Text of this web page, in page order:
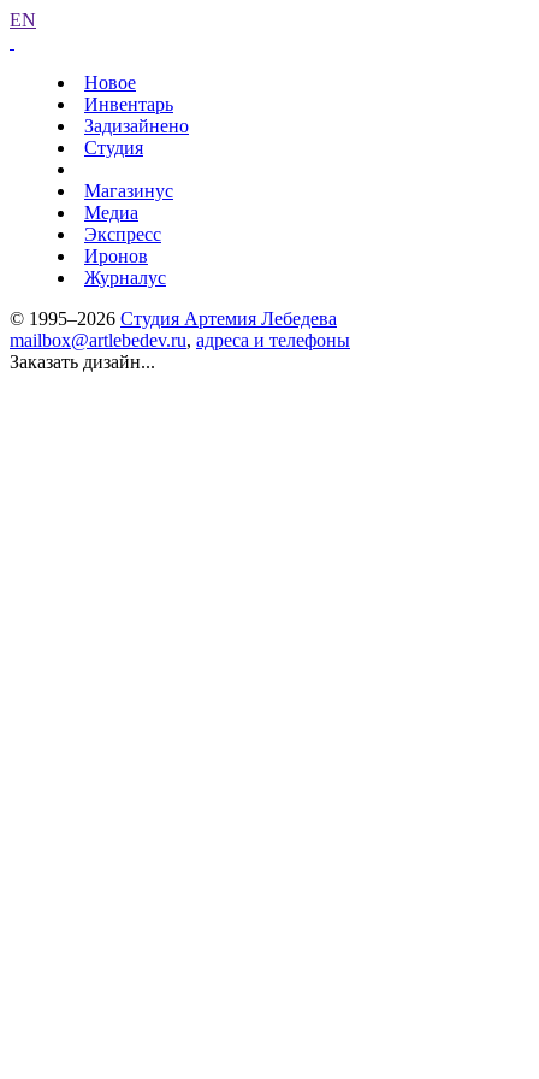
EN
Новое
Инвентарь
Задизайнено
Студия
Магазинус
Медиа
Экспресс
Иронов
Журналус
© 1995–2026 Студия Артемия Лебедева
mailbox@artlebedev.ru, адреса и телефоны
Заказать дизайн...